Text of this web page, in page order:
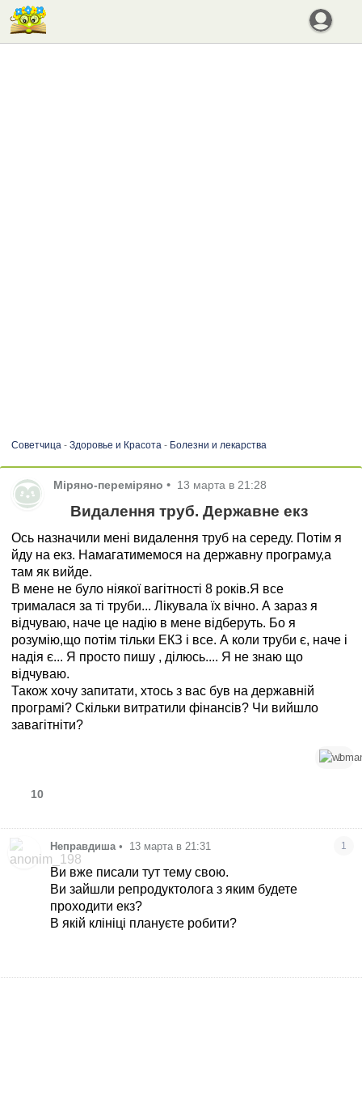
Советчица- Здоровье и Красота- Болезни и лекарства
Міряно-переміряно • 13 марта в 21:28
Видалення труб. Державне екз
Ось назначили мені видалення труб на середу. Потім я
йду на екз. Намагатимемося на державну програму,а
там як вийде.
В мене не було ніякої вагітності 8 років.Я все
трималася за ті труби... Лікувала їх вічно. А зараз я
відчуваю, наче це надію в мене відберуть. Бо я
розумію,що потім тільки ЕКЗ і все. А коли труби є, наче і
надія є... Я просто пишу , ділюсь.... Я не знаю що
відчуваю.
Також хочу запитати, хтось з вас був на державній
програмі? Скільки витратили фінансів? Чи вийшло
завагітніти?
1
10
Неправдиша • 13 марта в 21:31 1
Ви вже писали тут тему свою.
Ви зайшли репродуктолога з яким будете
проходити екз?
В якій клініці плануєте робити?